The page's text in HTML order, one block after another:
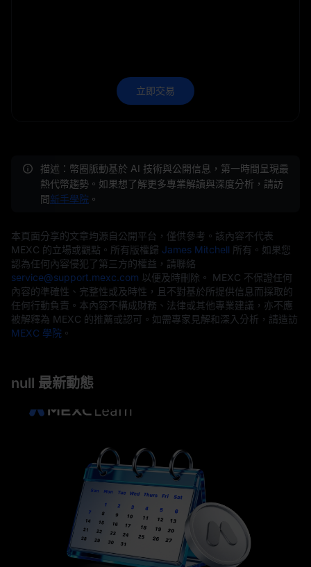
立即交易
描述：幣圈脈動基於 AI 技術與公開信息，第一時間呈現最
熱代幣趨勢。如果想了解更多專業解讀與深度分析，請訪
問新手學院 。
本頁面分享的文章均源自公開平台，僅供參考。該內容不代表
MEXC 的立場或觀點。所有版權歸 James Mitchell 所有。如果您
認為任何內容侵犯了第三方的權益，請聯絡
service@support.mexc.com 以便及時刪除。 MEXC 不保證任何
內容的準確性、完整性或及時性，且不對基於所提供信息而採取的
任何行動負責。本內容不構成財務、法律或其他專業建議，亦不應
被解釋為 MEXC 的推薦或認可。如需專家見解和深入分析，請造訪
MEXC 學院 。
null 最新動態